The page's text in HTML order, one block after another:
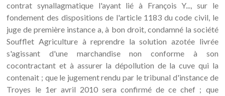
contrat synallagmatique l'ayant lié à François Y..., sur le
fondement des dispositions de l'article 1183 du code civil, le
juge de première instance a, à bon droit, condamné la société
Soufflet Agriculture à reprendre la solution azotée livrée
s'agissant d'une marchandise non conforme à son
cocontractant et à assurer la dépollution de la cuve qui la
contenait ; que le jugement rendu par le tribunal d'instance de
Troyes le 1er avril 2010 sera confirmé de ce chef ; que